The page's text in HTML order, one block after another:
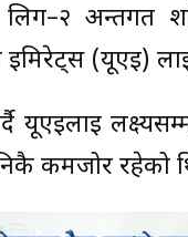
अन्तर्गत
(यूएई)
यूएईलाई
कमजोर रहेको